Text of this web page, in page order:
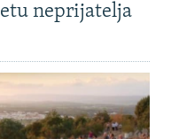
neprijatelja